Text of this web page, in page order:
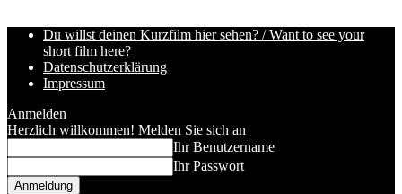
Du willst deinen Kurzfilm hier sehen? / Want to see your
short film here?
Datenschutzerklärung
Impressum
Anmelden
Herzlich willkommen! Melden Sie sich an
Ihr Benutzername
Ihr Passwort